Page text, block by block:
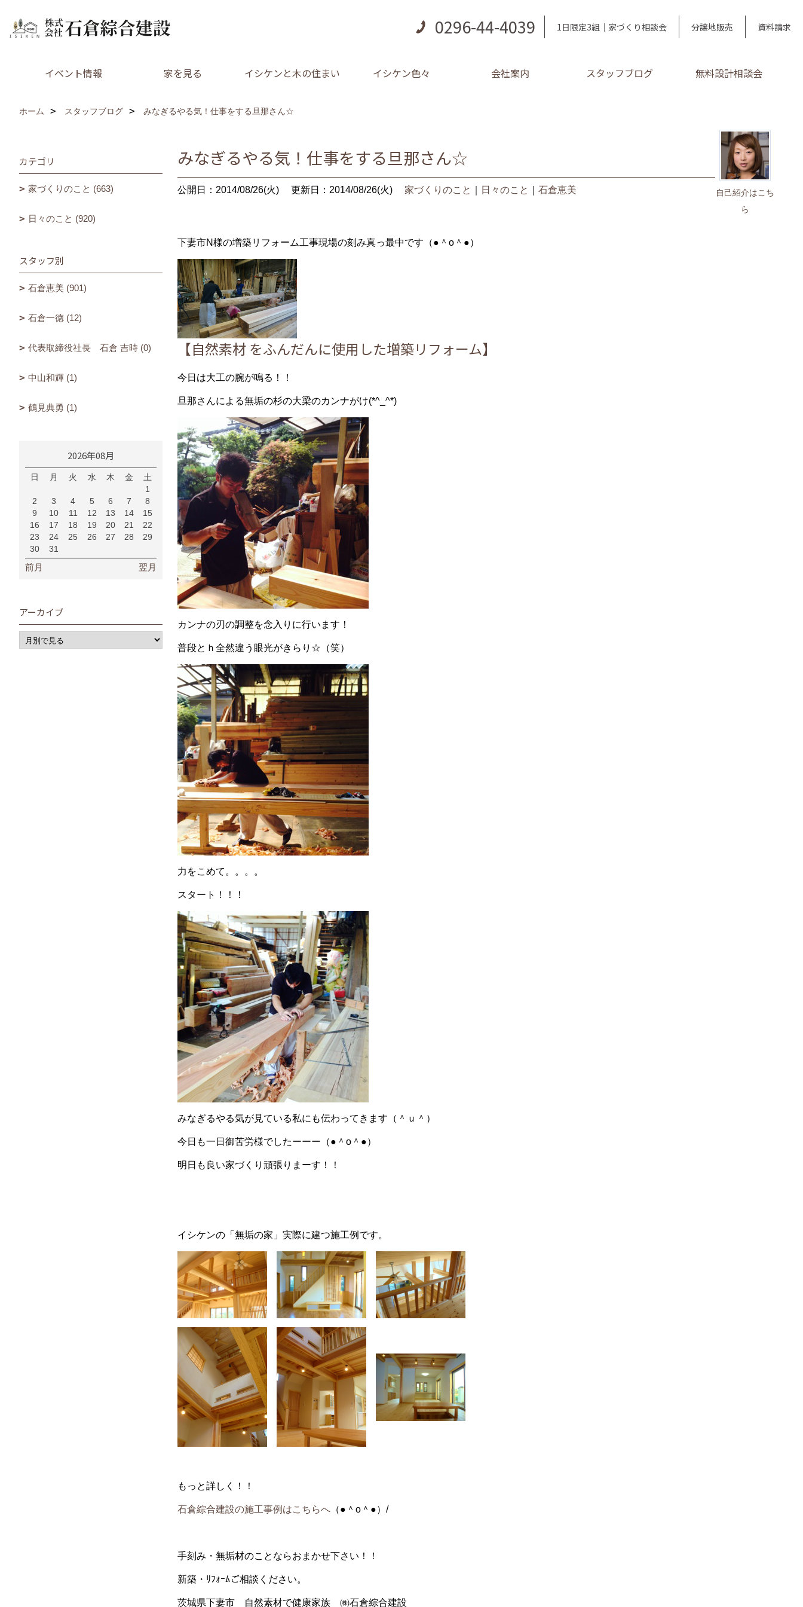
0296-44-4039 1日限定3組｜家づくり相談会 分譲地販売 資料請求
イベント情報 家を見る イシケンと木の住まい イシケン色々 会社案内 スタッフブログ 無料設計相談会
ホーム スタッフブログ みなぎるやる気！仕事をする旦那さん☆
自己紹介はこち
ら
みなぎるやる気！仕事をする旦那さん☆
公開日：2014/08/26(火) 更新日：2014/08/26(火) 家づくりのこと 日々のこと 石倉恵美
下妻市N様の増築リフォーム工事現場の刻み真っ最中です（●＾o＾●）
【自然素材 をふんだんに使用した増築リフォーム】
今日は大工の腕が鳴る！！
旦那さんによる無垢の杉の大梁のカンナがけ(*^_^*)
カンナの刃の調整を念入りに行います！
普段とｈ全然違う眼光がきらり☆（笑）
力をこめて。。。。
スタート！！！
みなぎるやる気が見ている私にも伝わってきます（＾ｕ＾）
今日も一日御苦労様でしたーーー（●＾o＾●）
明日も良い家づくり頑張りまーす！！
イシケンの「無垢の家」実際に建つ施工例です。
もっと詳しく！！
石倉綜合建設の施工事例はこちらへ （●＾o＾●）/
手刻み・無垢材のことならおまかせ下さい！！
新築・ﾘﾌｫｰﾑご相談ください。
茨城県下妻市 自然素材で健康家族 ㈱石倉綜合建設
カテゴリ
家づくりのこと (663)
日々のこと (920)
スタッフ別
石倉恵美 (901)
石倉一徳 (12)
代表取締役社長 石倉 吉時 (0)
中山和輝 (1)
鶴見典勇 (1)
2026年08月
日 月 火 水 木 金
土
1
2
3 4 5 6 7
8
9
10 11 12 13 14
15
16
17 18 19 20 21
22
23
24 25 26 27 28
29
30
31
前月 翌月
アーカイブ